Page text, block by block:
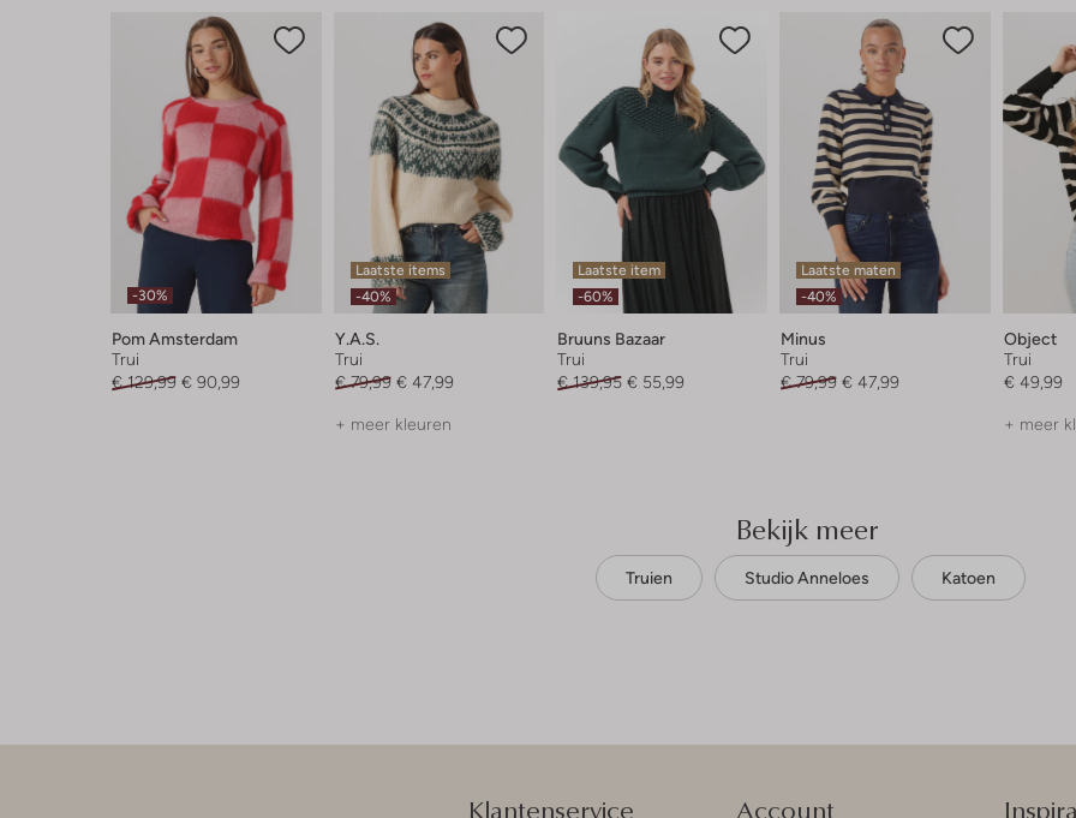
-30%
Pom Amsterdam
Trui
€ 129,99 € 90,99
Laatste items
-40%
Y.a.s.
Trui
€ 79,99 € 47,99
+ meer kleuren
Laatste item
-60%
Bruuns Bazaar
Trui
€ 139,95 € 55,99
Laatste maten
-40%
Minus
Trui
€ 79,99 € 47,99
Object
Trui
€ 49,99
+ meer
Bekijk meer
Truien Studio Anneloes Katoen
Klantenservice Account